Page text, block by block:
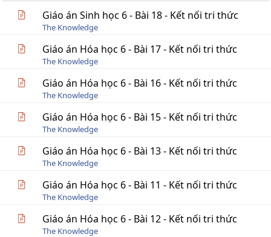
Giáo án Sinh học 6 - Bài 18 - Kết nối tri thức
The Knowledge
Giáo án Hóa học 6 - Bài 17 - Kết nối tri thức
The Knowledge
Giáo án Hóa học 6 - Bài 16 - Kết nối tri thức
The Knowledge
Giáo án Hóa học 6 - Bài 15 - Kết nối tri thức
The Knowledge
Giáo án Hóa học 6 - Bài 13 - Kết nối tri thức
The Knowledge
Giáo án Hóa học 6 - Bài 11 - Kết nối tri thức
The Knowledge
Giáo án Hóa học 6 - Bài 12 - Kết nối tri thức
The Knowledge